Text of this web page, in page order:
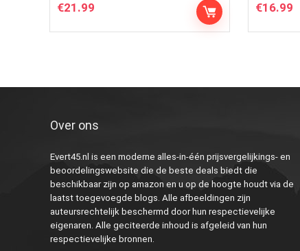
€21.99 €16.99
Over ons
Evert45.nl is een moderne alles-in-één prijsvergelijkings- en
beoordelingswebsite die de beste deals biedt die
beschikbaar zijn op amazon en u op de hoogte houdt via de
laatst toegevoegde blogs. Alle afbeeldingen zijn
auteursrechtelijk beschermd door hun respectievelijke
eigenaren. Alle geciteerde inhoud is afgeleid van hun
respectievelijke bronnen.